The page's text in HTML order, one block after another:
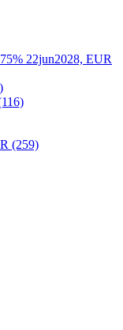
22jun2028, EUR
(259)